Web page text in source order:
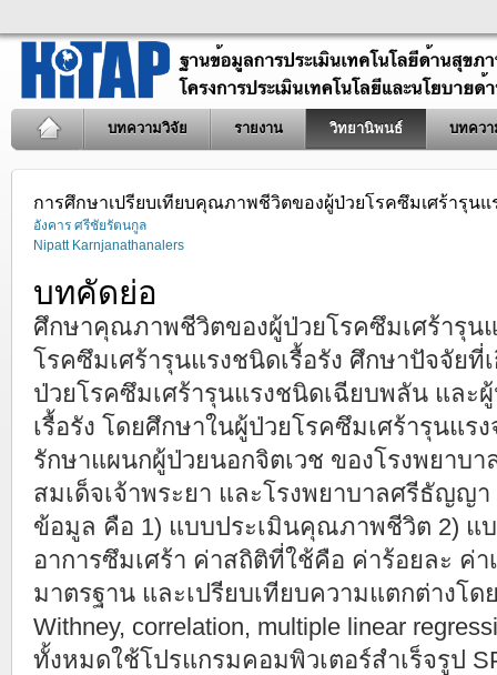
บทความวิจัย รายงาน วิทยานิพนธ์ บทควา
การศึกษาเปรียบเทียบคุณภาพชีวิตของผู้ป่วยโรคซึมเศร้ารุน
อังคาร ศรีชัยรัตนกูล
Nipatt Karnjanathanalers
บทคัดย่อ
ศึกษาคุณภาพชีวิตของผู้ป่วยโรคซึมเศร้ารุน
โรคซึมเศร้ารุนแรงชนิดเรื้อรัง ศึกษาปัจจัย
ป่วยโรคซึมเศร้ารุนแรงชนิดเฉียบพลัน และ
เรื้อรัง โดยศึกษาในผู้ป่วยโรคซึมเศร้ารุนแร
รักษาแผนกผู้ป่วยนอกจิตเวช ของโรงพยาบ
สมเด็จเจ้าพระยา และโรงพยาบาลศรีธัญญา
ข้อมูล คือ 1) แบบประเมินคุณภาพชีวิต 2) แ
อาการซึมเศร้า ค่าสถิติที่ใช้คือ ค่าร้อยละ ค่
มาตรฐาน และเปรียบเทียบความแตกต่างโด
Withney, correlation, multiple linear
ทั้งหมดใช้โปรแกรมคอมพิวเตอร์สำเร็จรูป